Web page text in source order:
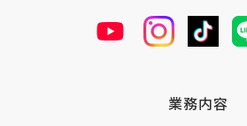
業務内容